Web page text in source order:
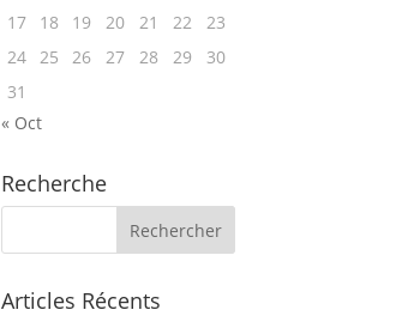
17
18 19 20 21 22
23
24 25 26 27 28 29
30
31
« Oct
Recherche
Articles Récents